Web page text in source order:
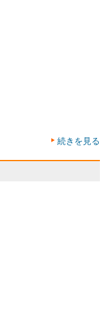
続きを見る